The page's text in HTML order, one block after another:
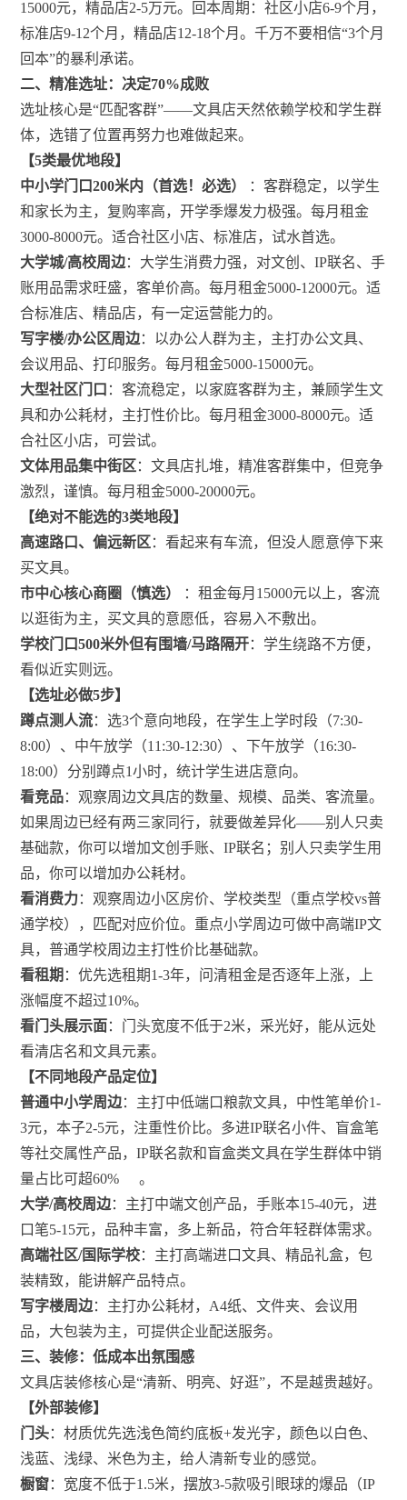
15000元，精品店2-5万元。回本周期：社区小店6-9个月，
标准店9-12个月，精品店12-18个月。千万不要相信“3个月
回本”的暴利承诺。
二、精准选址：决定70%成败
选址核心是“匹配客群”——文具店天然依赖学校和学生群
体，选错了位置再努力也难做起来。
【5类最优地段】
中小学门口200米内（首选！必选）
：客群稳定，以学生
和家长为主，复购率高，开学季爆发力极强。每月租金
3000-8000元。适合社区小店、标准店，试水首选。
大学城/高校周边：大学生消费力强，对文创、IP联名、手
账用品需求旺盛，客单价高。每月租金5000-12000元。适
合标准店、精品店，有一定运营能力的。
写字楼/办公区周边：以办公人群为主，主打办公文具、
会议用品、打印服务。每月租金5000-15000元。
大型社区门口 ：客流稳定，以家庭客群为主，兼顾学生文
具和办公耗材，主打性价比。每月租金3000-8000元。适
合社区小店，可尝试。
文体用品集中街区 ：文具店扎堆，精准客群集中，但竞争
激烈，谨慎。每月租金5000-20000元。
【绝对不能选的3类地段】
高速路口、偏远新区 ：看起来有车流，但没人愿意停下来
买文具。
市中心核心商圈（慎选）
：租金每月15000元以上，客流
以逛街为主，买文具的意愿低，容易入不敷出。
学校门口500米外但有围墙/马路隔开：学生绕路不方便，
看似近实则远。
【选址必做5步】
蹲点测人流：选3个意向地段，在学生上学时段（7:30-
8:00）、中午放学（11:30-12:30）、下午放学（16:30-
18:00）分别蹲点1小时，统计学生进店意向。
看竞品：观察周边文具店的数量、规模、品类、客流量。
如果周边已经有两三家同行，就要做差异化——别人只卖
基础款，你可以增加文创手账、IP联名；别人只卖学生用
品，你可以增加办公耗材。
看消费力：观察周边小区房价、学校类型（重点学校vs普
通学校），匹配对应价位。重点小学周边可做中高端IP文
具，普通学校周边主打性价比基础款。
看租期 ：优先选租期1-3年，问清租金是否逐年上涨，上
涨幅度不超过10%。
看门头展示面 ：门头宽度不低于2米，采光好，能从远处
看清店名和文具元素。
【不同地段产品定位】
普通中小学周边：主打中低端口粮款文具，中性笔单价1-
3元，本子2-5元，注重性价比。多进IP联名小件、盲盒笔
等社交属性产品，IP联名款和盲盒类文具在学生群体中销
量占比可超60%
。
大学/高校周边：主打中端文创产品，手账本15-40元，进
口笔5-15元，品种丰富，多上新品，符合年轻群体需求。
高端社区/国际学校：主打高端进口文具、精品礼盒，包
装精致，能讲解产品特点。
写字楼周边：主打办公耗材，A4纸、文件夹、会议用
品，大包装为主，可提供企业配送服务。
三、装修：低成本出氛围感
文具店装修核心是“清新、明亮、好逛”，不是越贵越好。
【外部装修】
门头：材质优先选浅色简约底板+发光字，颜色以白色、
浅蓝、浅绿、米色为主，给人清新专业的感觉。
橱窗：宽度不低于1.5米，摆放3-5款吸引眼球的爆品（IP